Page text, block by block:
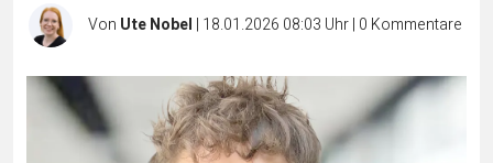
Von Ute Nobel | 18.01.2026 08:03 Uhr| 0 Kommentare